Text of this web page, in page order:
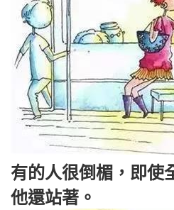
有的人很倒楣，即使
他還站著。